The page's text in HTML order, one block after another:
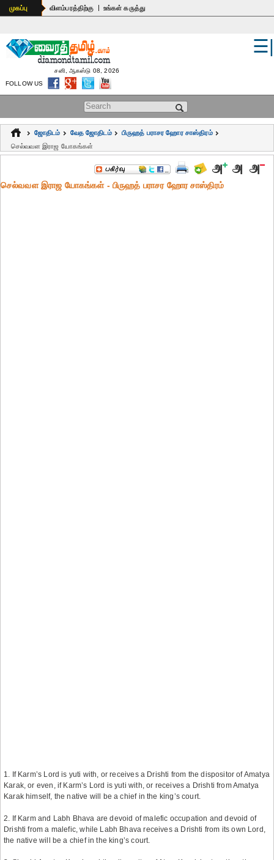
உலகம்
பொதுஅறிவு
கல்வி
ஆன்மிகம்
முகப்பு விளம்பரத்திற்கு | உங்கள் கருத்து
Search form
☰|
சனி, ஆகஸ்டு 08, 2026
FOLLOW US
ஜோதிடம் வேத ஜோதிடம்
பிருஹத் பராசர ஹோர சாஸ்திரம்
செல்வவள இராஜ யோகங்கள்
செல்வவள இராஜ யோகங்கள் - பிருஹத் பராசர ஹோர சாஸ்திரம்
1. If Karm’s Lord is yuti with, or receives a Drishti from the dispositor of Amatya
Karak, or even, if Karm’s Lord is yuti with, or receives a Drishti from Amatya
Karak himself, the native will be a chief in the king’s court.
2. If Karm and Labh Bhava are devoid of malefic occupation and devoid of
Drishti from a malefic, while Labh Bhava receives a Drishti from its own Lord,
the native will be a chief in the king’s court.